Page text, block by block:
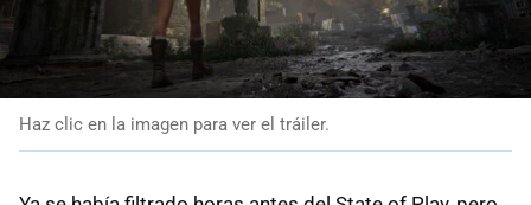
Haz clic en la imagen para ver el tráiler.